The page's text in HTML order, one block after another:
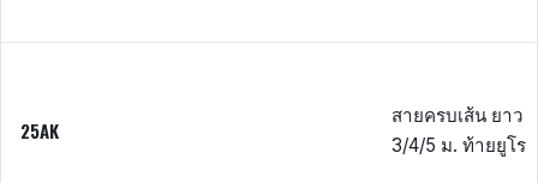
25AK
สายครบเส้น ยาว
3/4/5 ม. ท้ายยูโร